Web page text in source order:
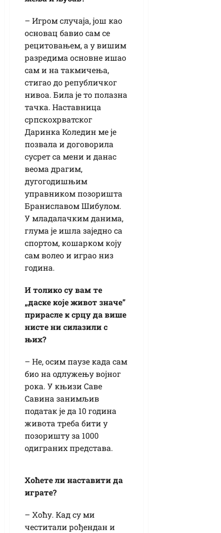
– Игром случаја, још као
основац бавио сам се
рецитовањем, а у вишим
разредима основне ишао
сам и на такмичења,
стигао до републичког
нивоа. Била је то полазна
тачка. Наставница
српскохрватског
Даринка Коледин ме је
позвала и договорила
сусрет са мени и данас
веома драгим,
дугогодишњим
управником позоришта
Браниславом Шибулом.
У младалачким данима,
глума је ишла заједно са
спортом, кошарком коју
сам волео и играо низ
година.
И толико су вам те
„даске које живот значе”
прирасле к срцу да више
нисте ни силазили с
њих?
– Не, осим паузе када сам
био на одлужењу војног
рока. У књизи Саве
Савина занимљив
податак је да 10 година
живота треба бити у
позоришту за 1000
одиграних представа.
Хоћете ли наставити да
играте?
– Хоћу. Кад су ми
честитали рођендан и